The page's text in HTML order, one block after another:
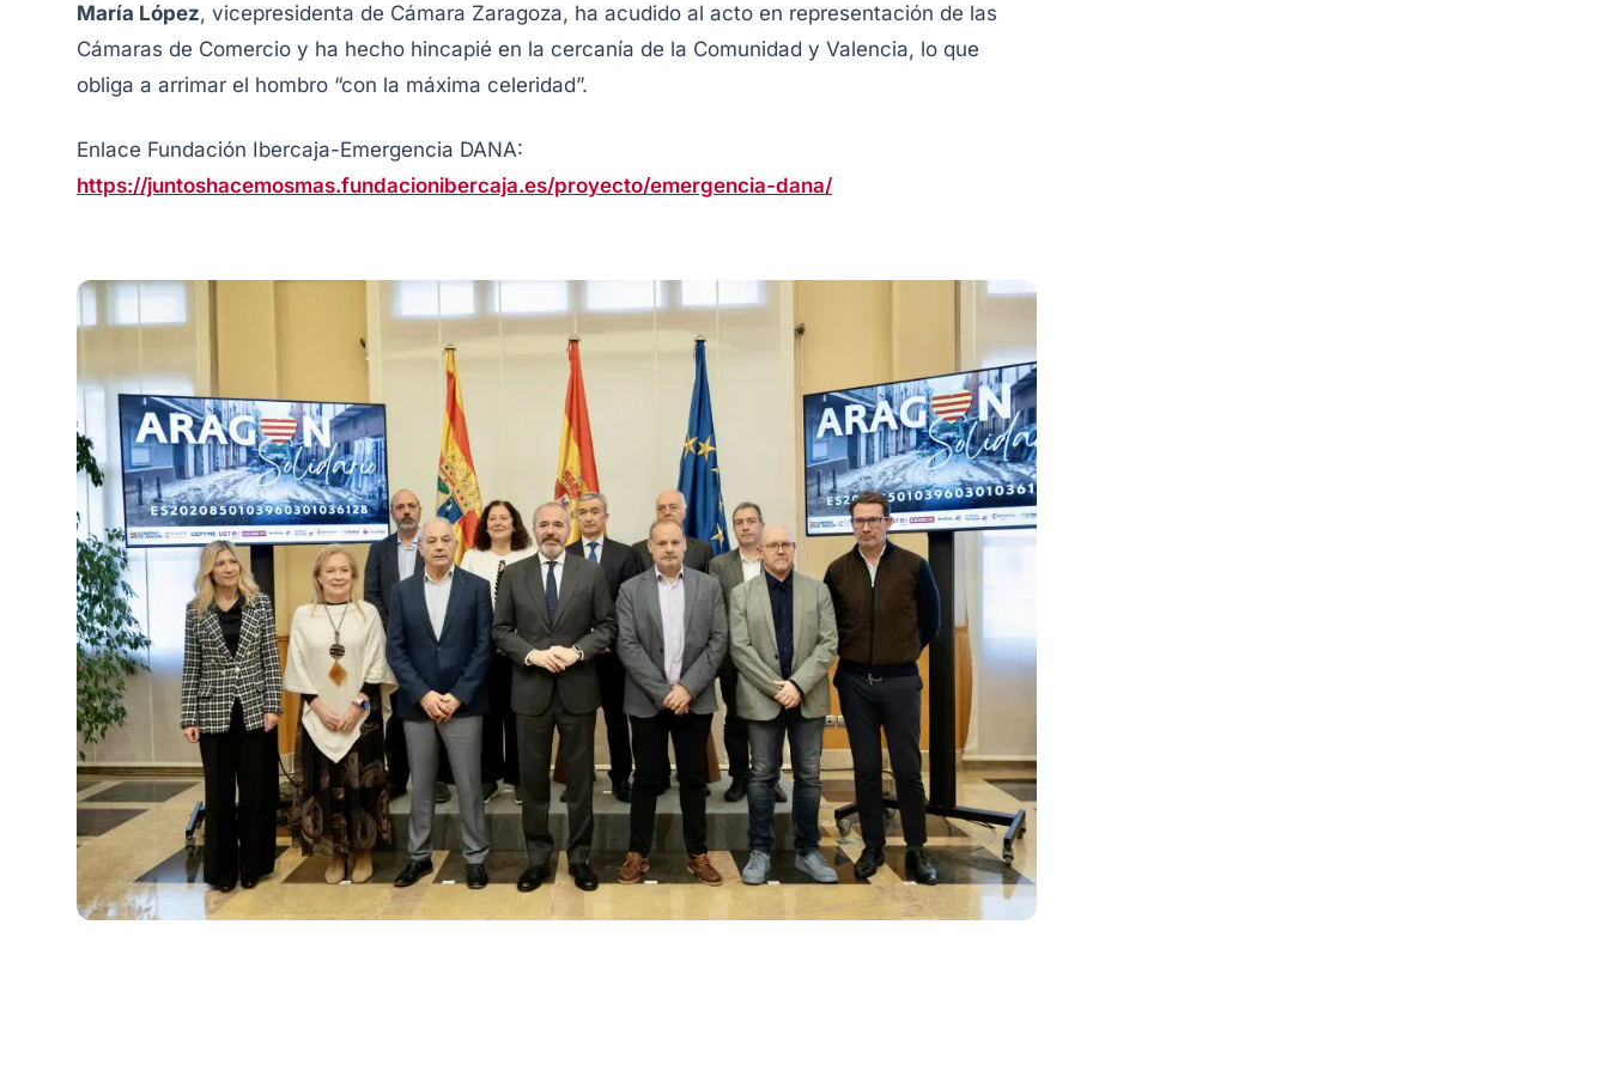
María López, vicepresidenta de Cámara Zaragoza, ha acudido al acto en representación de las
Cámaras de Comercio y ha hecho hincapié en la cercanía de la Comunidad y Valencia, lo que
obliga a arrimar el hombro “con la máxima celeridad”.
Enlace Fundación Ibercaja-Emergencia DANA:
https://juntoshacemosmas.fundacionibercaja.es/proyecto/emergencia-dana/